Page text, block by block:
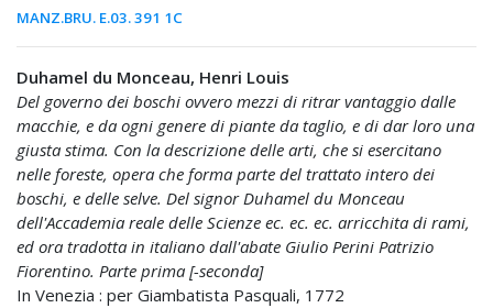
MANZ.BRU. E.03. 391 1C
Duhamel du Monceau, Henri Louis
Del governo dei boschi ovvero mezzi di ritrar vantaggio dalle
macchie, e da ogni genere di piante da taglio, e di dar loro una
giusta stima. Con la descrizione delle arti, che si esercitano
nelle foreste, opera che forma parte del trattato intero dei
boschi, e delle selve. Del signor Duhamel du Monceau
dell'Accademia reale delle Scienze ec. ec. ec. arricchita di rami,
ed ora tradotta in italiano dall'abate Giulio Perini Patrizio
Fiorentino. Parte prima [-seconda]
In Venezia : per Giambatista Pasquali, 1772